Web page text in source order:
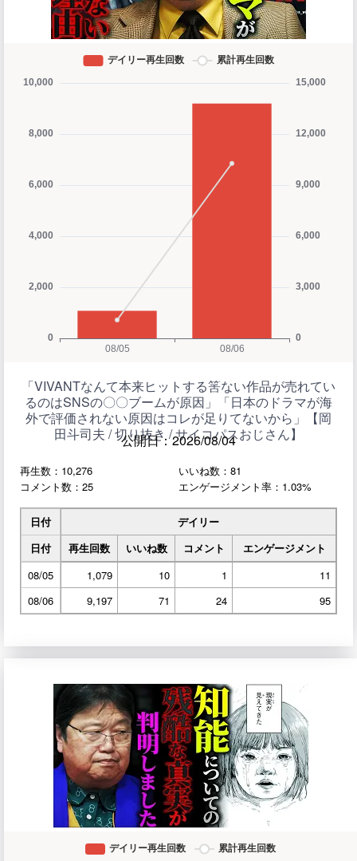
「VIVANTなんて本来ヒットする筈ない作品が売れてい
るのはSNSの〇〇ブームが原因」「日本のドラマが海
外で評価されない原因はコレが足りてないから」【岡
田斗司夫 / 切り抜き / サイコパスおじさん】
公開日：2026/08/04
再生数：10,276
いいね数：81
コメント数：25
エンゲージメント率：1.03%
日付
デイリー
日付
再生回数 いいね数 コメント
エンゲージメント
08/05
1,079 10 1
11
08/06
9,197 71 24 95